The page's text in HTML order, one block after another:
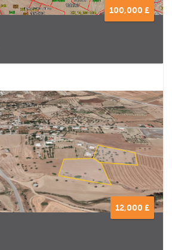
100,000 £
12,000 £